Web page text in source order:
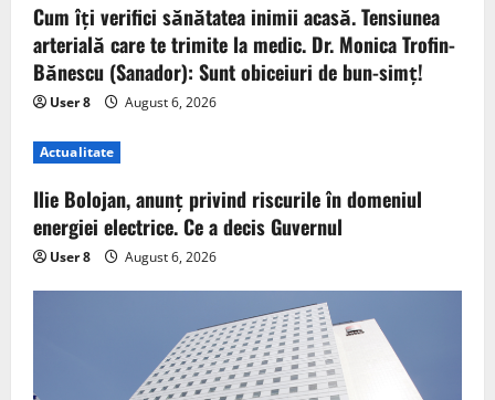
Cum îți verifici sănătatea inimii acasă. Tensiunea
arterială care te trimite la medic. Dr. Monica Trofin-
Bănescu (Sanador): Sunt obiceiuri de bun-simț!
User 8 August 6, 2026
Actualitate
Ilie Bolojan, anunț privind riscurile în domeniul
energiei electrice. Ce a decis Guvernul
User 8 August 6, 2026